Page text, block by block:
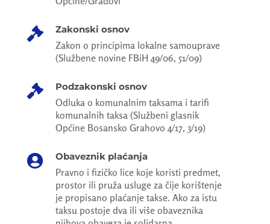
 Zakonski osnov
Zakon o principima lokalne samouprave
(Službene novine FBiH 49/06, 51/09)
 Podzakonski osnov
Odluka o komunalnim taksama i tarifi
komunalnih taksa (Službeni glasnik
Općine Bosansko Grahovo 4/17, 3/19)
 Obaveznik plaćanja
Pravno i fizičko lice koje koristi predmet,
prostor ili pruža usluge za čije korištenje
je propisano plaćanje takse. Ako za istu
taksu postoje dva ili više obaveznika